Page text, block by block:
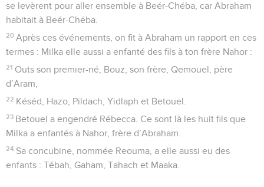
se levèrent pour aller ensemble à Beér-Chéba, car Abraham
habitait à Beér-Chéba.
20 Après ces événements, on fit à Abraham un rapport en ces
termes : Milka elle aussi a enfanté des fils à ton frère Nahor :
21 Outs son premier-né, Bouz, son frère, Qemouel, père
d’Aram,
22 Késéd, Hazo, Pildach, Yidlaph et Betouel.
23 Betouel a engendré Rébecca. Ce sont là les huit fils que
Milka a enfantés à Nahor, frère d’Abraham.
24 Sa concubine, nommée Reouma, a elle aussi eu des
enfants : Tébah, Gaham, Tahach et Maaka.